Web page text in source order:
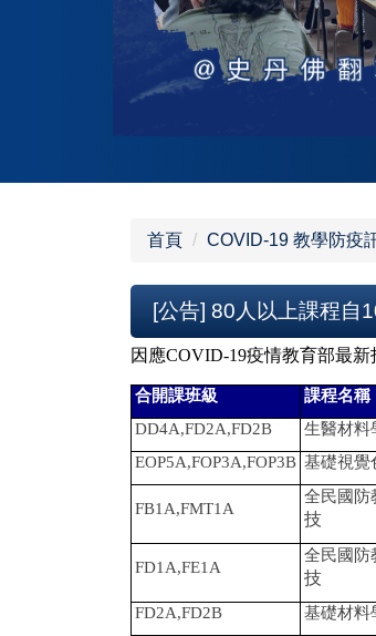
首頁 COVID-19 教學防疫
[公告] 80人以上課程自
因應COVID-19疫情教育部最新
合開課班級 課程名稱
DD4A,FD2A,FD2B
生醫材料
EOP5A,FOP3A,FOP3B 基礎視覺
FB1A,FMT1A
全民國防
技
FD1A,FE1A
全民國防
技
FD2A,FD2B 基礎材料